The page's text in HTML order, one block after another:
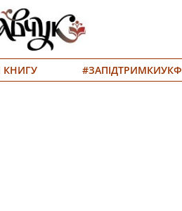
КНИГУ #ЗАПІДТРИМКИУКФ